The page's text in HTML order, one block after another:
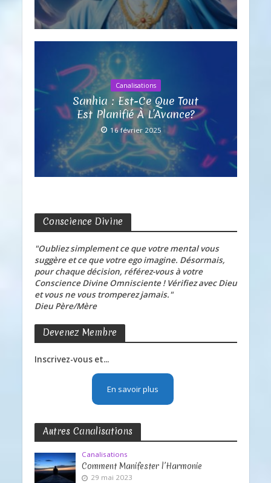
Canalisations
Sanhia : Est-Ce Que Tout
Est Planifié À L’Avance?
16 février 2025
Conscience Divine
"Oubliez simplement ce que votre mental vous
suggère et ce que votre ego imagine. Désormais,
pour chaque décision, référez-vous à votre
Conscience Divine Omnisciente ! Vérifiez avec Dieu
et vous ne vous tromperez jamais."
Dieu Père/Mère
Devenez Membre
Inscrivez-vous et...
En savoir plus
Autres Canalisations
Canalisations
Comment Manifester l’Harmonie
29 mai 2023